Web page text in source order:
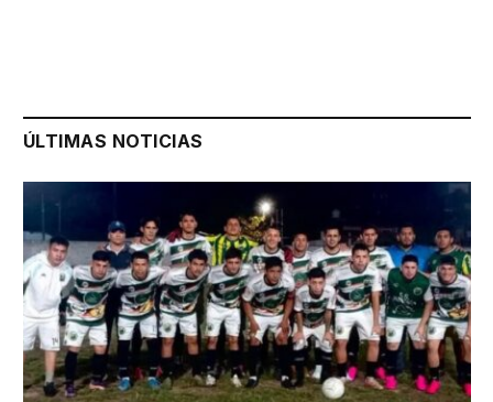
ÚLTIMAS NOTICIAS